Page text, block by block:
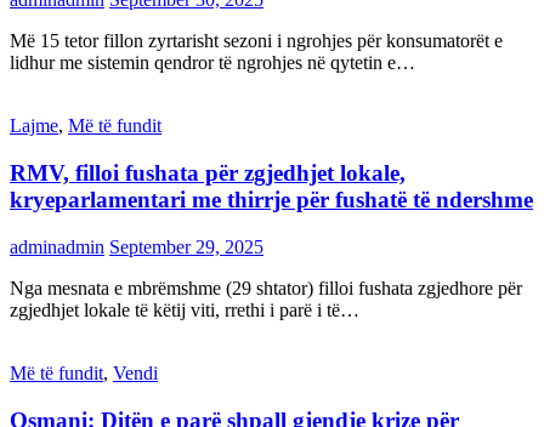
Më 15 tetor fillon zyrtarisht sezoni i ngrohjes për konsumatorët e
lidhur me sistemin qendror të ngrohjes në qytetin e…
Lajme, Më të fundit
RMV, filloi fushata për zgjedhjet lokale,
kryeparlamentari me thirrje për fushatë të ndershme
adminadmin September 29, 2025
Nga mesnata e mbrëmshme (29 shtator) filloi fushata zgjedhore për
zgjedhjet lokale të këtij viti, rrethi i parë i të…
Më të fundit, Vendi
Osmani: Ditën e parë shpall gjendje krize për